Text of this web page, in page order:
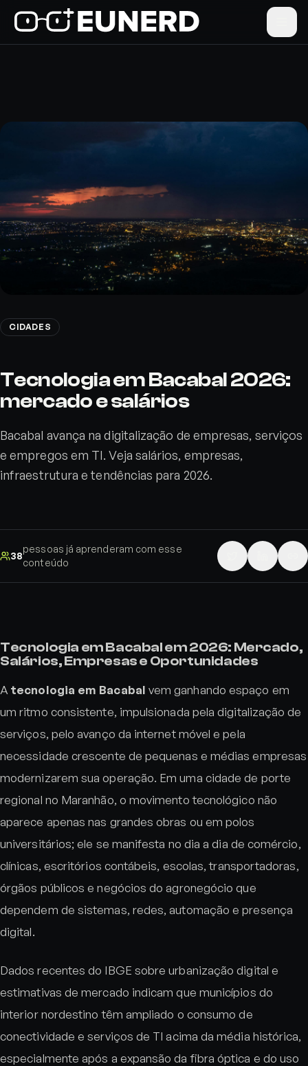
CIDADES
Tecnologia em Bacabal 2026:
mercado e salários
Bacabal avança na digitalização de empresas, serviços
e empregos em TI. Veja salários, empresas,
infraestrutura e tendências para 2026.
38
pessoas já aprenderam com esse
conteúdo
Tecnologia em Bacabal em 2026: Mercado,
Salários, Empresas e Oportunidades
Atecnologia em Bacabal vem ganhando espaço em
um ritmo consistente, impulsionada pela digitalização de
serviços, pelo avanço da internet móvel e pela
necessidade crescente de pequenas e médias empresas
modernizarem sua operação. Em uma cidade de porte
regional no Maranhão, o movimento tecnológico não
aparece apenas nas grandes obras ou em polos
universitários; ele se manifesta no dia a dia de comércio,
clínicas, escritórios contábeis, escolas, transportadoras,
órgãos públicos e negócios do agronegócio que
dependem de sistemas, redes, automação e presença
digital.
Dados recentes do IBGE sobre urbanização digital e
estimativas de mercado indicam que municípios do
interior nordestino têm ampliado o consumo de
conectividade e serviços de TI acima da média histórica,
especialmente após a expansão da fibra óptica e do uso